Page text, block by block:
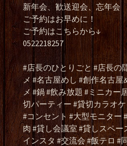
新年会、歓送迎会、忘年
ご予約はお早めに！
ご予約はこちらから↓
0522218257
#店長のひとりごと #店長の
メ #名古屋めし #創作名古
メ #鍋 #飲み放題 #ミニカー
切パーティー #貸切カラオ
#コンセント #大型モニター
肉 #貸し会議室 #貸しスペー
インスタ #交流会 #飯テロ #